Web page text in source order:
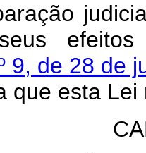
seus
9, de 28 de
que esta Lei